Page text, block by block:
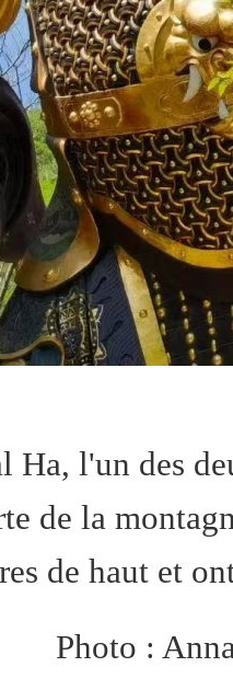
Ha, l'un des
de la
de haut et
Photo :